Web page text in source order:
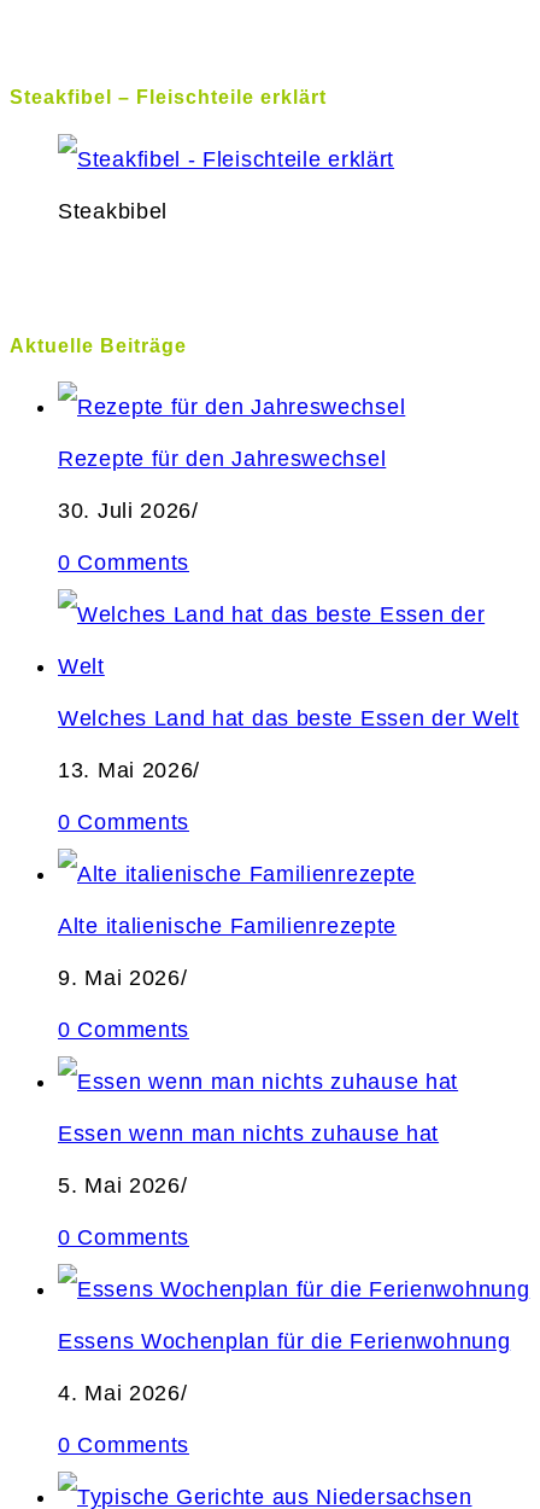
Steakfibel – Fleischteile erklärt
Steakbibel
Aktuelle Beiträge
Rezepte für den Jahreswechsel
30. Juli 2026/
0 Comments
Welches Land hat das beste Essen der Welt
13. Mai 2026/
0 Comments
Alte italienische Familienrezepte
9. Mai 2026/
0 Comments
Essen wenn man nichts zuhause hat
5. Mai 2026/
0 Comments
Essens Wochenplan für die Ferienwohnung
4. Mai 2026/
0 Comments